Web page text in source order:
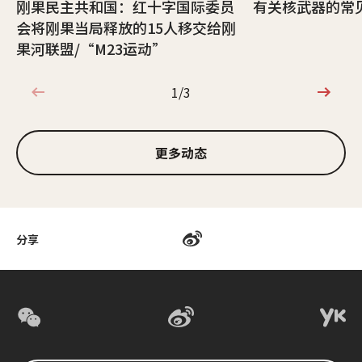
分享
刚果民主共和国：红十字国际委员
会将刚果当局释放的15人移交给刚
果河联盟/“M23运动”
有关核武器的常
1/3
1/3
更多动态